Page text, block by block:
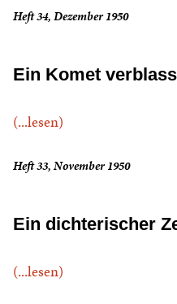
Heft 34, Dezember 1950
Ein Komet
(...lesen)
Heft 33, November 1950
Ein dichterischer
(...lesen)